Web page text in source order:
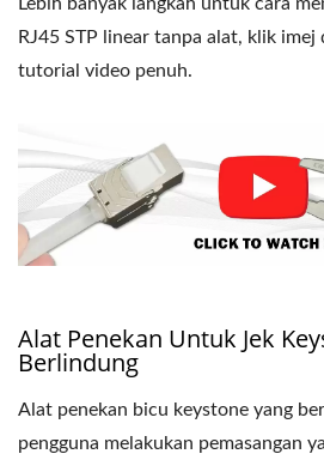
RJ45 STP linear tanpa alat, klik
tutorial video penuh.
Alat Penekan Untuk Jek
Berlindung
Alat penekan bicu keystone yang
pengguna melakukan pemasangan